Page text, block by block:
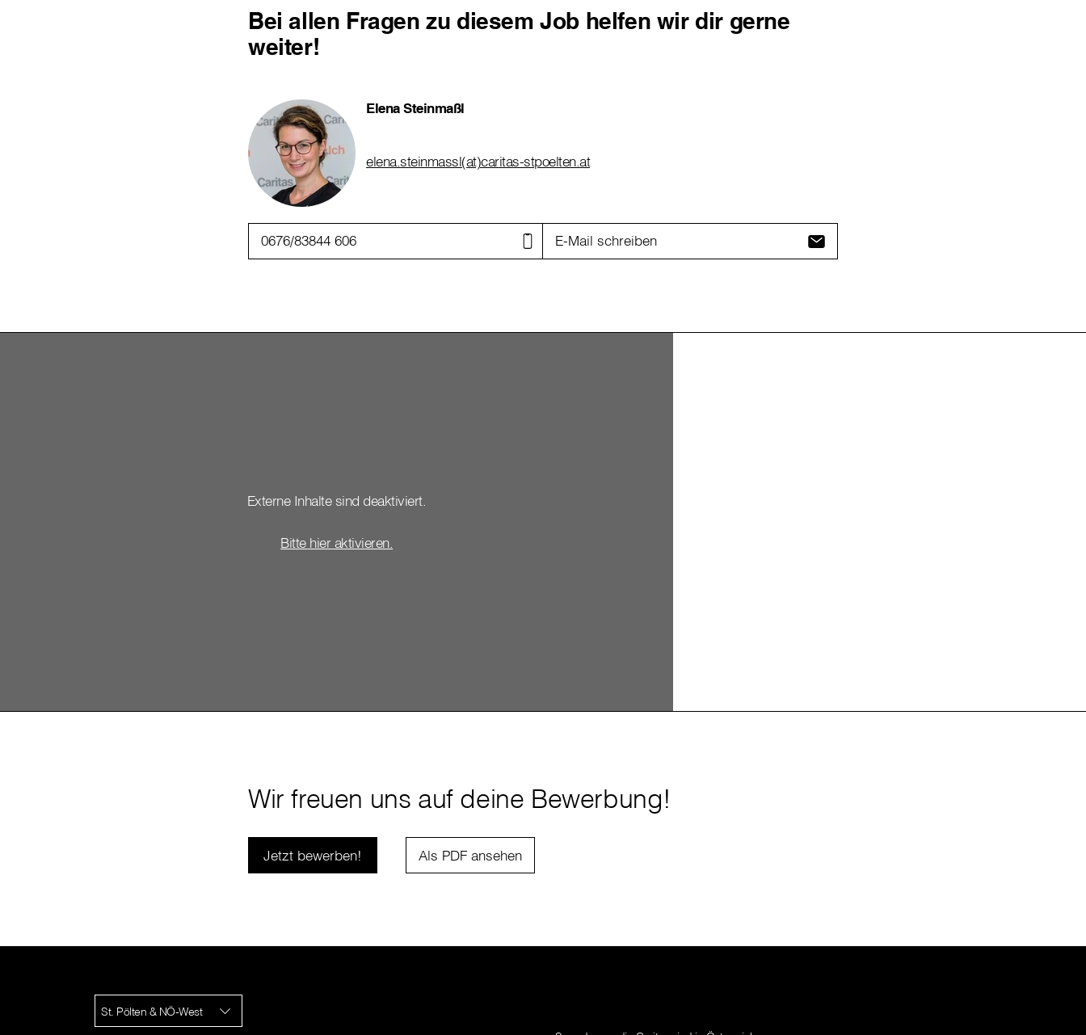
Bei allen Fragen zu diesem Job helfen wir dir gerne
weiter!
Elena Steinmaßl
elena.steinmassl(at)caritas-stpoelten.at
0676/83844 606 E-Mail schreiben
Externe Inhalte sind deaktiviert.
Bitte hier aktivieren.
Wir freuen uns auf deine Bewerbung!
Jetzt bewerben! Als PDF ansehen
St. Pölten & NÖ-West